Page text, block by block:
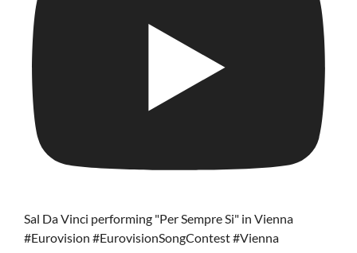
Sal Da Vinci performing "Per Sempre Si" in Vienna
#Eurovision #EurovisionSongContest #Vienna